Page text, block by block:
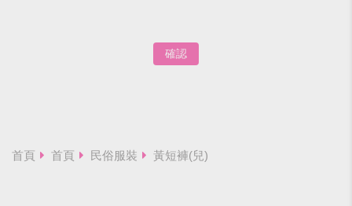
確認
首頁 首頁 民俗服裝 黃短褲(兒)